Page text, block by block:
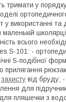
тримати у
використанні та
всього
S-101: -
S-подібної
прилягання
захисту від бруду;
для
пляшечки з